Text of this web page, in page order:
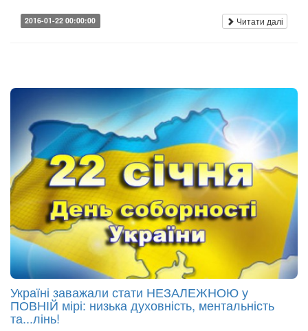
2016-01-22 00:00:00 Читати далі
Україні заважали стати НЕЗАЛЕЖНОЮ у
ПОВНІЙ мірі: низька духовність, ментальність
та...лінь!